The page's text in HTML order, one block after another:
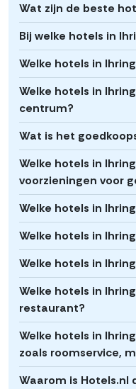
Wat zijn de beste
Bij welke hotels in
Welke hotels in
Welke hotels in
centrum?
Wat is het
Welke hotels in
voorzieningen voor
Welke hotels in
Welke hotels in
Welke hotels in
Welke hotels in
restaurant?
Welke hotels in
zoals roomservice,
Waarom is Hotels.nl